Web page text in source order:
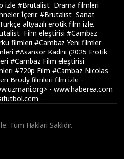
izle #Brutalist Drama filmleri
İçerir. #Brutalist Sanat
altyazılı erotik film izle.
Film eleştirisi #Cambaz
filmleri #Cambaz Yeni filmler
#Asansör Kadını (2025 Erotik
#Cambaz Film eleştirisi
#720p Film #Cambaz Nicolas
Brody filmleri film izle -
- www.haberea.com
-
Tüm Hakları Saklıdır.